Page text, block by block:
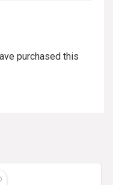
purchased this